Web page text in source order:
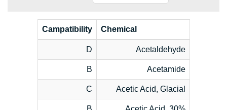
Chemical
Campatibility
Acetaldehyde
D
Acetamide
B
Acetic Acid, Glacial
C